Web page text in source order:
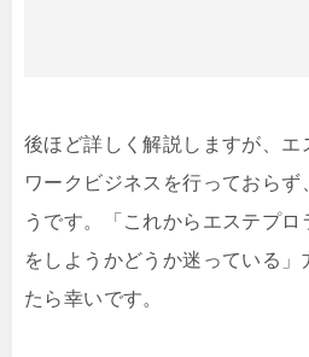
後ほど詳しく解説しますが、エ
ワークビジネスを行っておらず
うです。「これからエステプ
をしようかどうか迷っている」
たら幸いです。